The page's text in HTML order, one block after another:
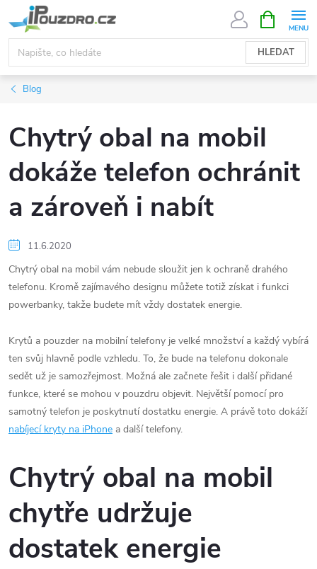
na
obsah
HLEDAT
NÁKUPNÍ
KOŠÍK
Blog
Chytrý obal na mobil
dokáže telefon ochránit
a zároveň i nabít
11.6.2020
Chytrý obal na mobil vám nebude sloužit jen k ochraně drahého
telefonu. Kromě zajímavého designu můžete totiž získat i funkci
powerbanky, takže budete mít vždy dostatek energie.
Krytů a pouzder na mobilní telefony je velké množství a každý vybírá
ten svůj hlavně podle vzhledu. To, že bude na telefonu dokonale
sedět už je samozřejmost. Možná ale začnete řešit i další přidané
funkce, které se mohou v pouzdru objevit. Největší pomocí pro
samotný telefon je poskytnutí dostatku energie. A právě toto dokáží
nabíjecí kryty na iPhone a další telefony.
Chytrý obal na mobil
chytře udržuje
dostatek energie